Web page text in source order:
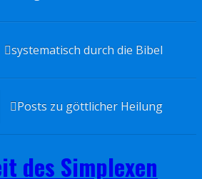
systematisch durch die Bibel
Posts zu göttlicher Heilung
des Simplexen